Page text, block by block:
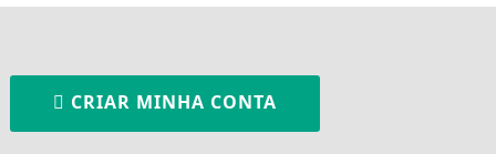
CRIAR MINHA CONTA